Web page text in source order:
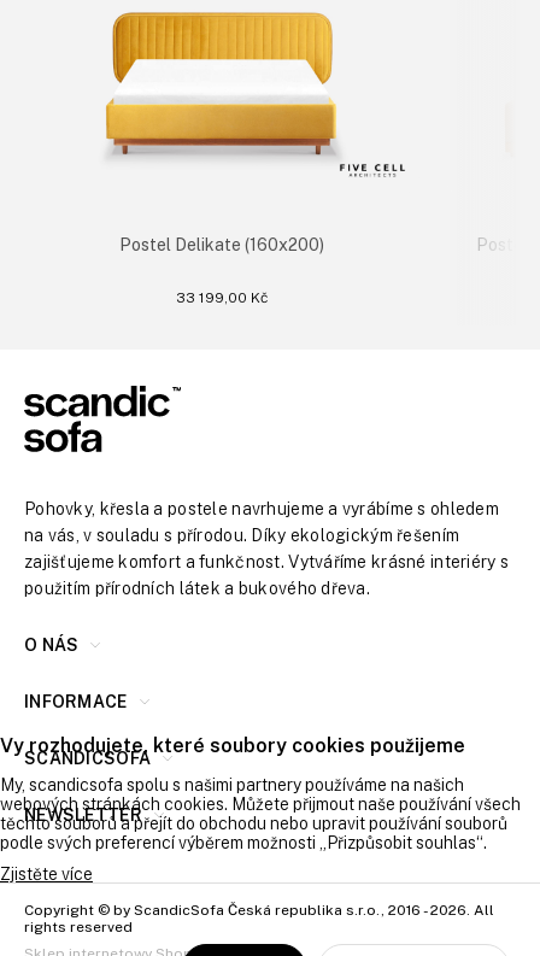
Postel Delikate (160x200)
33 199,00 Kč
Postel
Pohovky, křesla a postele navrhujeme a vyrábíme s ohledem
na vás, v souladu s přírodou. Díky ekologickým řešením
zajišťujeme komfort a funkčnost. Vytváříme krásné interiéry s
použitím přírodních látek a bukového dřeva.
O NÁS
INFORMACE
SCANDICSOFA
NEWSLETTER
Copyright © by ScandicSofa Česká republika s.r.o., 2016 - 2026. All
rights reserved
Vy rozhodujete, které soubory cookies použijeme
My, scandicsofa spolu s našimi partnery používáme na našich
webových stránkách cookies. Můžete přijmout naše používání všech
těchto souborů a přejít do obchodu nebo upravit používání souborů
podle svých preferencí výběrem možnosti „Přizpůsobit souhlas“.
Zjistěte více